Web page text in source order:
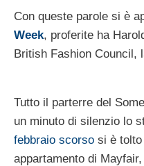
Con queste parole si è
Week, proferite ha
British Fashion Council,
Tutto il parterre del
un minuto di silenzio lo
febbraio scorso si è
appartamento di